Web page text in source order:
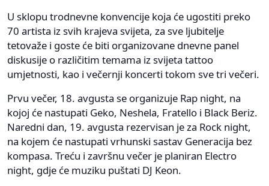
U sklopu trodnevne konvencije koja će ugostiti preko
70 artista iz svih krajeva svijeta, za sve ljubitelje
tetovaže i goste će biti organizovane dnevne panel
diskusije o različitim temama iz svijeta tattoo
umjetnosti, kao i večernji koncerti tokom sve tri večeri.
Prvu večer, 18. avgusta se organizuje Rap night, na
kojoj će nastupati Geko, Neshela, Fratello i Black Beriz.
Naredni dan, 19. avgusta rezervisan je za Rock night,
na kojem će nastupati vrhunski sastav Generacija bez
kompasa. Treću i završnu večer je planiran Electro
night, gdje će muziku puštati DJ Keon.